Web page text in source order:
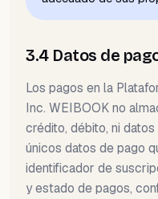
3.4 Datos de
Los pagos en la
Inc. WEIBOOK no
crédito, débito, ni
únicos datos de pago
identificador de
y estado de pagos,